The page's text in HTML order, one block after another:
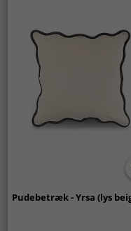
Pudebetræk - Yrsa (lys